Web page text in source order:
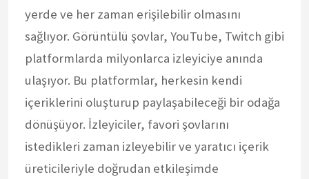
yerde ve her zaman erişilebilir olmasını
sağlıyor. Görüntülü şovlar, YouTube, Twitch gibi
platformlarda milyonlarca izleyiciye anında
ulaşıyor. Bu platformlar, herkesin kendi
içeriklerini oluşturup paylaşabileceği bir odağa
dönüşüyor. İzleyiciler, favori şovlarını
istedikleri zaman izleyebilir ve yaratıcı içerik
üreticileriyle doğrudan etkileşimde